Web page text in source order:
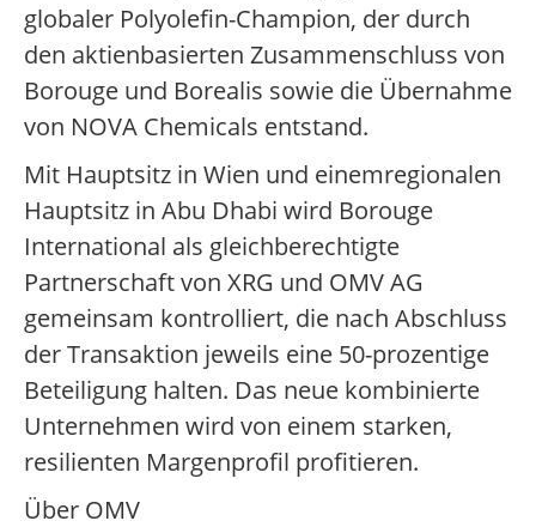
globaler Polyolefin-Champion, der durch
den aktienbasierten Zusammenschluss von
Borouge und Borealis sowie die Übernahme
von NOVA Chemicals entstand.
Mit Hauptsitz in Wien und einemregionalen
Hauptsitz in Abu Dhabi wird Borouge
International als gleichberechtigte
Partnerschaft von XRG und OMV AG
gemeinsam kontrolliert, die nach Abschluss
der Transaktion jeweils eine 50-prozentige
Beteiligung halten. Das neue kombinierte
Unternehmen wird von einem starken,
resilienten Margenprofil profitieren.
Über OMV